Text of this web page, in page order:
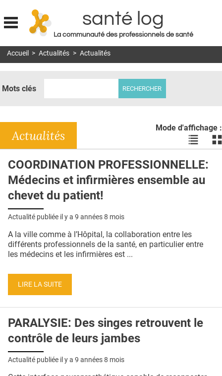
Jump to navigation
santé log
La communauté des professionnels de santé
MON COMPTE
DOSSIERS
RÉSEAUX
E-REVUE SAD
L'APP
PUBLICITÉ
CONTACT
Accueil > Actualités > Actualités
Mots clés
Mode d'affichage :
Voir
les
en
liste
les
Actualités
COORDINATION PROFESSIONNELLE:
Médecins et infirmières ensemble au
chevet du patient!
Actualité publiée il y a 9 années 8 mois
A la ville comme à l’Hôpital, la collaboration entre les
différents professionnels de la santé, en particulier entre
les médecins et les infirmières est ...
LIRE LA SUITE
PARALYSIE: Des singes retrouvent le
contrôle de leurs jambes
Actualité publiée il y a 9 années 8 mois